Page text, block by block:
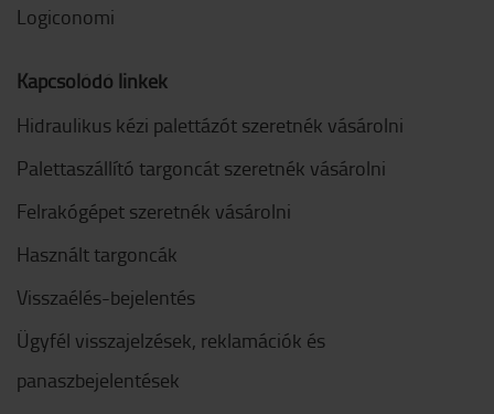
Logiconomi
Kapcsolódó linkek
Hidraulikus kézi palettázót szeretnék vásárolni
Palettaszállító targoncát szeretnék vásárolni
Felrakógépet szeretnék vásárolni
Használt targoncák
Visszaélés-bejelentés
Ügyfél visszajelzések, reklamációk és
panaszbejelentések